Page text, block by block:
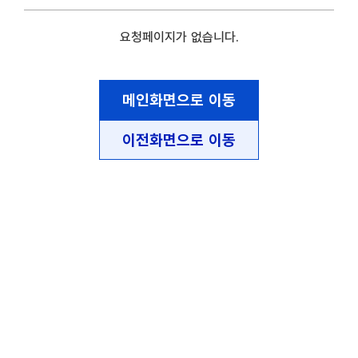
요청페이지가 없습니다.
메인화면으로 이동
이전화면으로 이동